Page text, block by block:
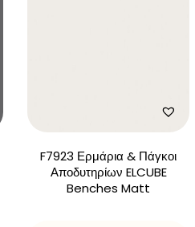
F7923 Ερμάρια & Πάγκοι
Αποδυτηρίων ELCUBE
Benches Matt